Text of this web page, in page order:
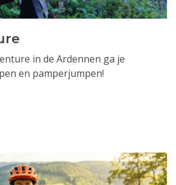
in de Ardennen ga je
en pamperjumpen!